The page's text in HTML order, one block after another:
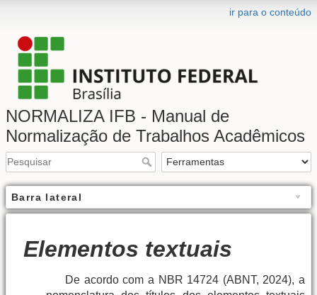
ir para o conteúdo
NORMALIZA IFB - Manual de
Normalização de Trabalhos Acadêmicos
Barra lateral
Elementos textuais
De acordo com a NBR 14724 (ABNT, 2024), a